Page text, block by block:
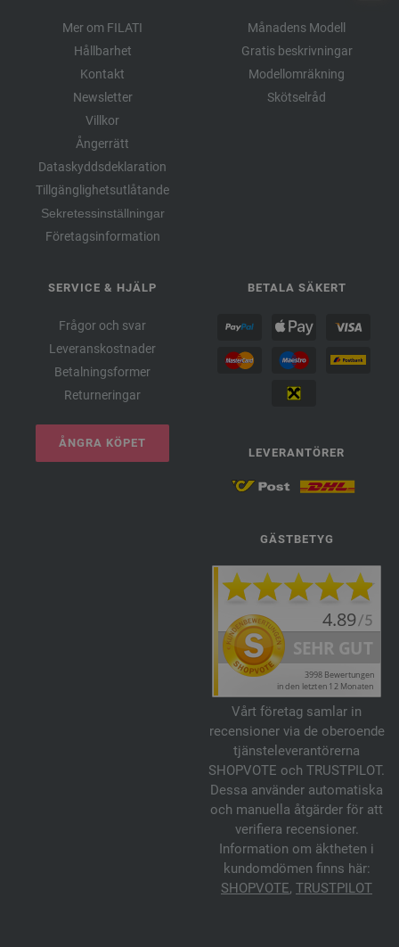
Mer om FILATI
Hållbarhet
Kontakt
Newsletter
Villkor
Ångerrätt
Dataskyddsdeklaration
Tillgänglighetsutlåtande
Sekretessinställningar
Företagsinformation
Månadens Modell
Gratis beskrivningar
Modellomräkning
Skötselråd
SERVICE & HJÄLP
Frågor och svar
Leveranskostnader
Betalningsformer
Returneringar
ÅNGRA KÖPET
BETALA SÄKERT
LEVERANTÖRER
GÄSTBETYG
Vårt företag samlar in
recensioner via de oberoende
tjänsteleverantörerna
SHOPVOTE och TRUSTPILOT.
Dessa använder automatiska
och manuella åtgärder för att
verifiera recensioner.
Information om äktheten i
kundomdömen finns här:
SHOPVOTE, TRUSTPILOT